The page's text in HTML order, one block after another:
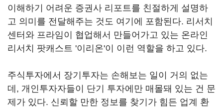
이해하기 어려운 증권사 리포트를 친절하게 설명하
고 의미를 전달해주는 것도 여기에 포함된다. 리서치
센터와 프라임이 협업해서 만들어가고 있는 온라인
리서치 팟캐스트 '이리온'이 이런 역할을 하고 있다.
주식투자에서 장기투자는 손해보는 일이 거의 없는
데, 개인투자자들이 단기 투자에만 매몰돼 있는 건 문
제가 있다. 신뢰할 만한 정보를 찾기가 힘든 업계 환